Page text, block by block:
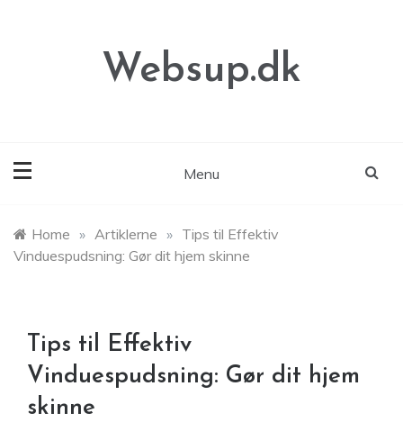
Websup.dk
Menu
Home » Artiklerne » Tips til Effektiv
Vinduespudsning: Gør dit hjem skinne
Tips til Effektiv
Vinduespudsning: Gør dit hjem
skinne